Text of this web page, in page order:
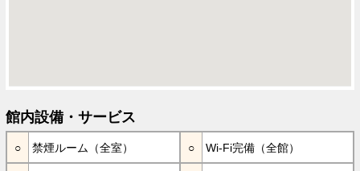
館内設備・サービス
禁煙ルーム（全室） Wi-Fi完備（全館）